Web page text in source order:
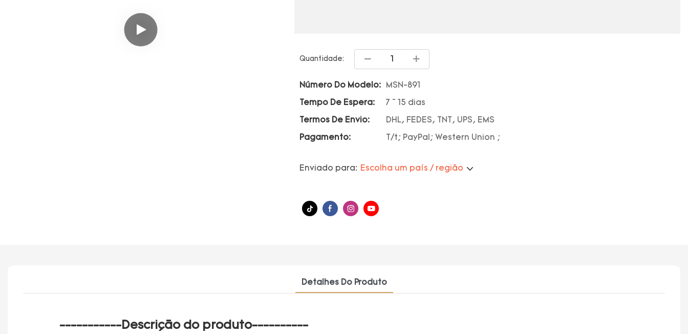
Quantidade:
Número Do Modelo: MSN-891
Tempo De Espera: 7 ~ 15 dias
Termos De Envio: DHL, FEDES, TNT, UPS, EMS
Pagamento: T/t; PayPal; Western Union ;
Enviado para: Escolha um país / região
Detalhes Do Produto
-----------Descrição do produto----------